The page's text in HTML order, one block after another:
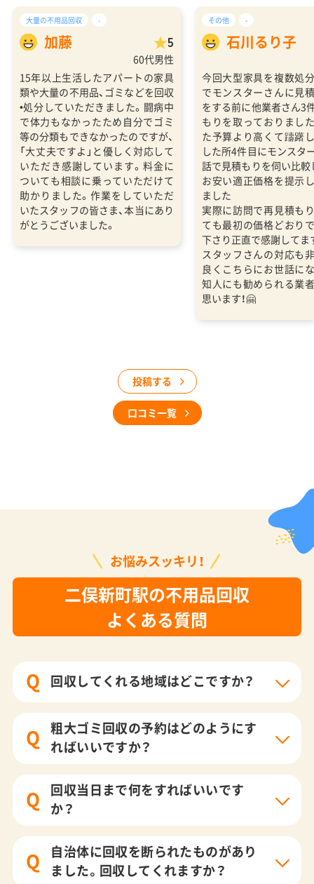
大量の不用品回収 -
加藤 5
60代男性
15年以上生活したアパートの家具
類や大量の不用品、ゴミなどを回収
•処分していただきました。闘病中
で体力もなかったため自分でゴミ
等の分類もできなかったのですが、
「大丈夫ですよ」と優しく対応して
いただき感謝しています。料金に
ついても相談に乗っていただけて
助かりました。作業をしていただ
いたスタッフの皆さま、本当にあり
がとうございました。
その他 -
石川るり子
今回大型家具を複数処
でモンスターさんに見
をする前に他業者さん3
もりを取っておりまし
た予算より高くて躊躇
した所4件目にモンスタ
話で見積もりを伺い比
お安い適正価格を提示
ました
実際に訪問で再見積も
ても最初の価格どおり
下さり正直で感謝してま
スタッフさんの対応も
良くこちらにお世話に
知人にも勧められる業
思います！🤗
投稿する
口コミ一覧
お悩みスッキリ！
二俣新町駅の不用品回収
よくある質問
Q 回収してくれる地域はどこですか？
Q
粗大ゴミ回収の予約はどのようにす
ればいいですか？
Q
回収当日まで何をすればいいです
か？
Q
自治体に回収を断られたものがあり
ました。回収してくれますか？